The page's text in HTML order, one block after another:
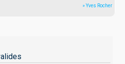
» Yves Rocher